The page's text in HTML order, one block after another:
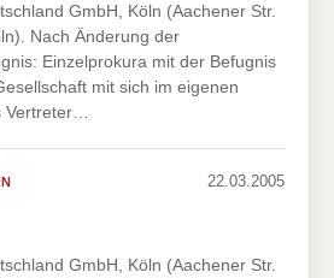
GmbH, Köln (Aachener Str.
Nach Änderung der
Einzelprokura mit der Befugnis
mit sich im eigenen
Vertreter…
22.03.2005
GmbH, Köln (Aachener Str.